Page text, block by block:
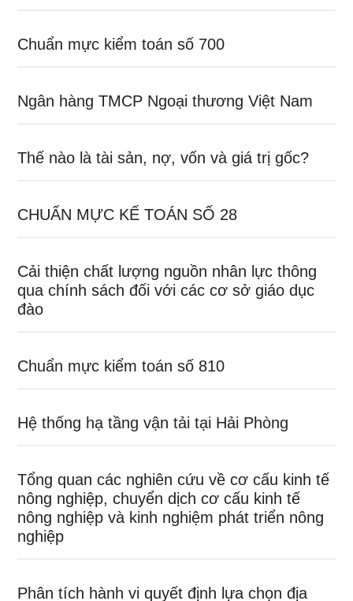
Chuẩn mực kiểm toán số 700
Ngân hàng TMCP Ngoại thương Việt Nam
Thế nào là tài sản, nợ, vốn và giá trị gốc?
CHUẨN MỰC KẾ TOÁN SỐ 28
Cải thiện chất lượng nguồn nhân lực thông
qua chính sách đối với các cơ sở giáo dục
đào
Chuẩn mực kiểm toán số 810
Hệ thống hạ tầng vận tải tại Hải Phòng
Tổng quan các nghiên cứu về cơ cấu kinh tế
nông nghiệp, chuyển dịch cơ cấu kinh tế
nông nghiệp và kinh nghiệm phát triển nông
nghiệp
Phân tích hành vi quyết định lựa chọn địa